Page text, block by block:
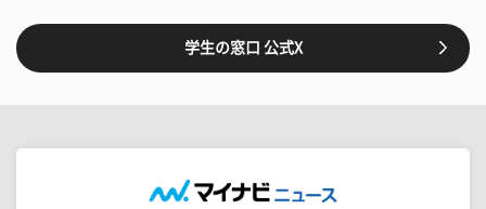
学生の窓口 公式X